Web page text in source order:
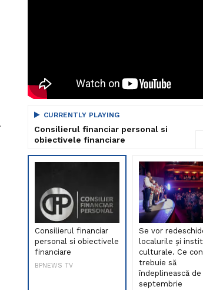
CURRENTLY PLAYING
Consilierul financiar personal si
obiectivele financiare
Consilierul financiar
personal si obiectivele
financiare
BPNEWS TV
Se vor
localurile și
culturale. Ce
trebuie să
îndeplinească de
septembrie